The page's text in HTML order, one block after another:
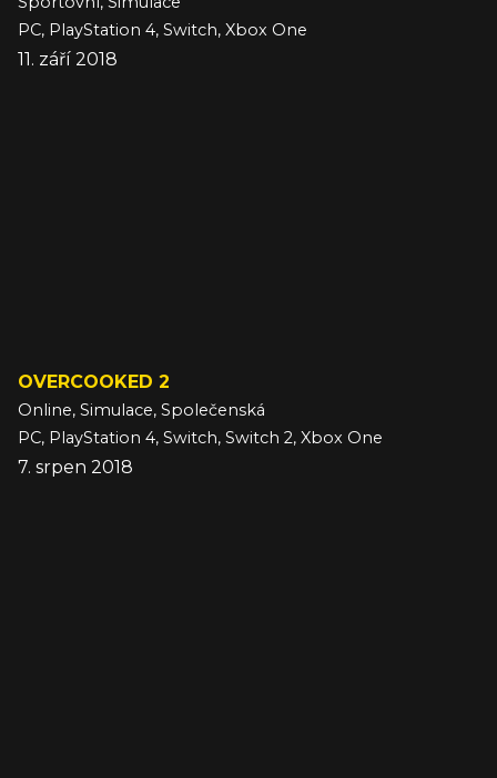
PC, PlayStation 4, Switch, Xbox One
11. září 2018
OVERCOOKED 2
Online, Simulace, Společenská
PC, PlayStation 4, Switch, Switch 2, Xbox One
7. srpen 2018